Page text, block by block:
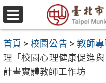
跳
至
要
內
容
選
單
首頁 > 校園公告 > 教師
理「校園心理健康促進
計畫實體教師工作坊